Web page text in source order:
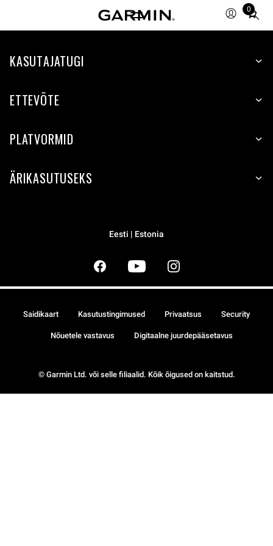
0
Total
items
cart:
KASUTAJATUGI
ETTEVÕTE
PLATVORMID
ÄRIKASUTUSEKS
Eesti | Estonia
© Garmin Ltd. või selle filiaalid. Kõik õigused on kaitstud.
Saidikaart Kasutustingimused Privaatsus Security
Nõuetele vastavus Digitaalne juurdepääsetavus